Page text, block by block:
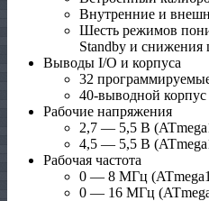
Внутренние и
Шесть режимов
Standby и
Выводы I/O и корпуса
32
40-выводной
Рабочие напряжения
2,7 — 5,5 В
4,5 — 5,5 В
Рабочая частота
0 — 8 МГц
0 — 16 МГц